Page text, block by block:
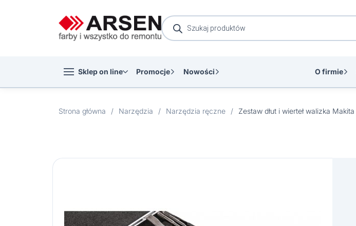
Wyszukiwarka
produktów
Sklep on line Promocje Nowości O firmie
Strona główna / Narzędzia / Narzędzia ręczne /